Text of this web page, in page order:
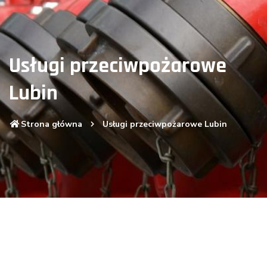
Usługi przeciwpożarowe
Lubin
Strona główna Usługi przeciwpożarowe Lubin